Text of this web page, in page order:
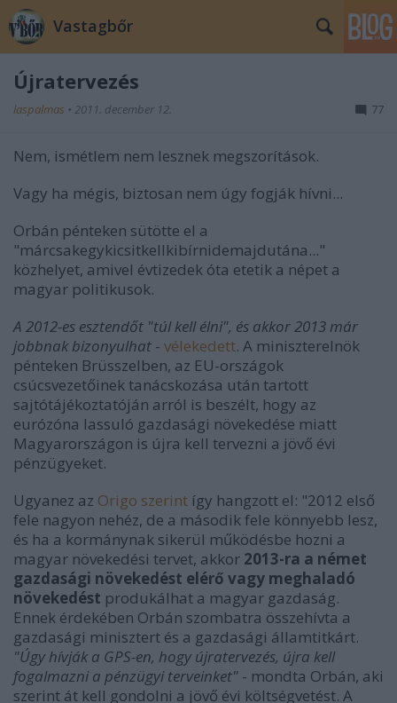
Vastagbőr
Újratervezés
laspalmas • 2011. december 12. 77
Nem, ismétlem nem lesznek megszorítások.
Vagy ha mégis, biztosan nem úgy fogják hívni...
Orbán pénteken sütötte el a
"márcsakegykicsitkellkibírnidemajdutána..."
közhelyet, amivel évtizedek óta etetik a népet a
magyar politikusok.
A 2012-es esztendőt "túl kell élni", és akkor 2013 már
jobbnak bizonyulhat - vélekedett. A miniszterelnök
pénteken Brüsszelben, az EU-országok
csúcsvezetőinek tanácskozása után tartott
sajtótájékoztatóján arról is beszélt, hogy az
eurózóna lassuló gazdasági növekedése miatt
Magyarországon is újra kell tervezni a jövő évi
pénzügyeket.
Ugyanez az Origo szerint így hangzott el: "2012 első
fele nagyon nehéz, de a második fele könnyebb lesz,
és ha a kormánynak sikerül működésbe hozni a
magyar növekedési tervet, akkor 2013-ra a német
gazdasági növekedést elérő vagy meghaladó
növekedést produkálhat a magyar gazdaság.
Ennek érdekében Orbán szombatra összehívta a
gazdasági minisztert és a gazdasági államtitkárt.
"Úgy hívják a GPS-en, hogy újratervezés, újra kell
fogalmazni a pénzügyi terveinket" - mondta Orbán, aki
szerint át kell gondolni a jövő évi költségvetést. A